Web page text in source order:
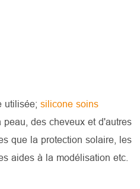
utilisée;silicone soins
peau, des cheveux et d'autres
que la protection solaire, les
aides à la modélisation etc.